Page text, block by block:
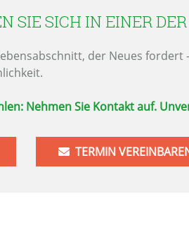
SIE SICH IN EINER
der Neues
Nehmen Sie Kontakt auf.
TERMIN